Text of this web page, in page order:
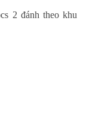
2 đánh theo khu